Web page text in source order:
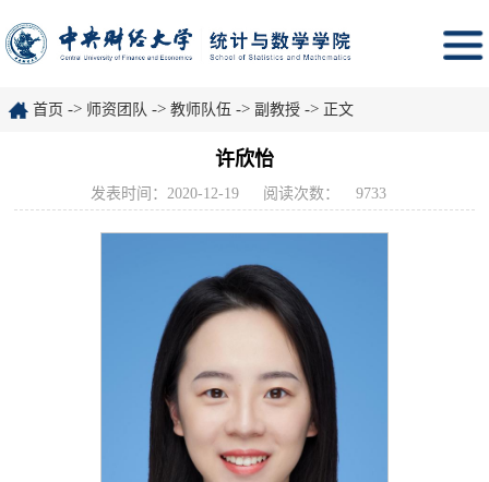
首页 -> 师资团队 -> 教师队伍 -> 副教授 -> 正文
许欣怡
发表时间：2020-12-19 阅读次数： 9733